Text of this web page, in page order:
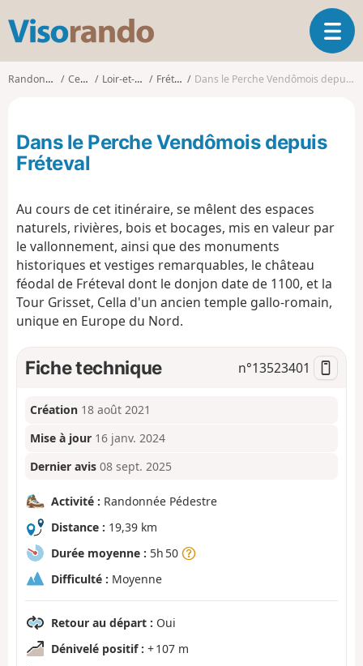
s
o
d
O
u
r
i
Randonnées Centre Loir-et-Cher Fréteval Dans le Perche Vendômois depuis Fréteval
Dans le Perche Vendômois depuis
Fréteval
Au cours de cet itinéraire, se mêlent des espaces
naturels, rivières, bois et bocages, mis en valeur par
le vallonnement, ainsi que des monuments
historiques et vestiges remarquables, le château
féodal de Fréteval dont le donjon date de 1100, et la
Tour Grisset, Cella d'un ancien temple gallo-romain,
unique en Europe du Nord.
Fiche technique n°13523401
Création 18 août 2021
Mise à jour 16 janv. 2024
Dernier avis 08 sept. 2025
Activité : Randonnée Pédestre
Distance : 19,39 km
Durée moyenne : 5h 50
Difficulté : Moyenne
Retour au départ : Oui
Dénivelé positif : + 107 m